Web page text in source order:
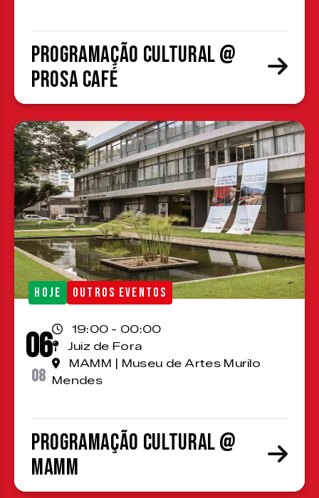
Programação cultural @
Prosa Café
HOJE OUTROS EVENTOS
06
08
19:00 - 00:00
Juiz de Fora
MAMM | Museu de Artes Murilo
Mendes
Programação cultural @
MAMM